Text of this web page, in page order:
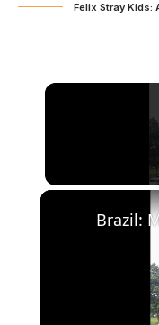
Felix Stray Kids: